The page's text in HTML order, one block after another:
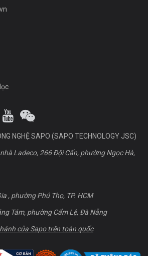
(Pin Lithium)
6 giờ (trong trường hợp đọc liên tục)
6 giờ (trong trường hợp đọc liên tục)
giờ (trong trường hợp đọc không liên tục)
HID KEYBOARD/USB VCP
NGHỆ SAPO (SAPO TECHNOLOGY JSC)
Ladeco, 266 Đội Cấn, phường Ngọc Hà,
, phường Phú Thọ, TP. HCM
Tám, phường Cẩm Lệ, Đà Nẵng
của Sapo trên toàn quốc